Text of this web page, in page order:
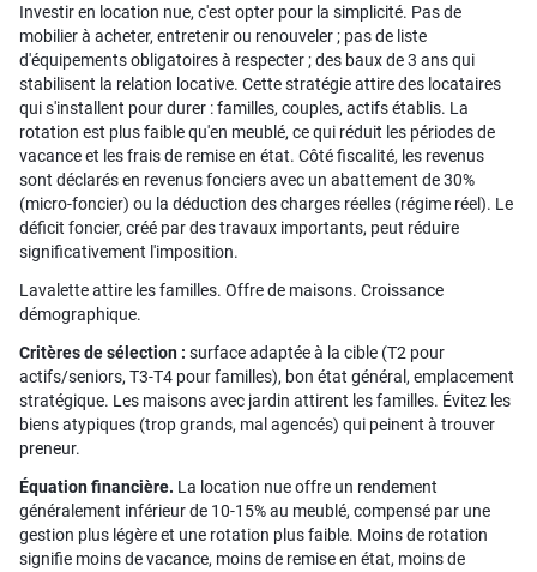
Investir en location nue, c'est opter pour la simplicité. Pas de
mobilier à acheter, entretenir ou renouveler ; pas de liste
d'équipements obligatoires à respecter ; des baux de 3 ans qui
stabilisent la relation locative. Cette stratégie attire des locataires
qui s'installent pour durer : familles, couples, actifs établis. La
rotation est plus faible qu'en meublé, ce qui réduit les périodes de
vacance et les frais de remise en état. Côté fiscalité, les revenus
sont déclarés en revenus fonciers avec un abattement de 30%
(micro-foncier) ou la déduction des charges réelles (régime réel). Le
déficit foncier, créé par des travaux importants, peut réduire
significativement l'imposition.
Lavalette attire les familles. Offre de maisons. Croissance
démographique.
Critères de sélection : surface adaptée à la cible (T2 pour
actifs/seniors, T3-T4 pour familles), bon état général, emplacement
stratégique. Les maisons avec jardin attirent les familles. Évitez les
biens atypiques (trop grands, mal agencés) qui peinent à trouver
preneur.
Équation financière. La location nue offre un rendement
généralement inférieur de 10-15% au meublé, compensé par une
gestion plus légère et une rotation plus faible. Moins de rotation
signifie moins de vacance, moins de remise en état, moins de